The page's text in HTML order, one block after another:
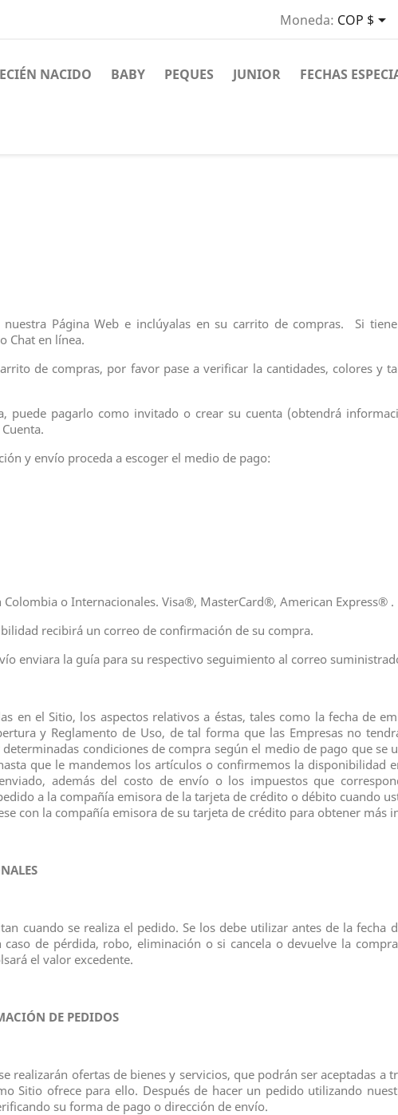
Moneda: COP $
NACIDO BABY PEQUES JUNIOR FECHAS
Página Web e inclúyalas en su carrito de compras.
Si
Chat en línea.
de compras, por favor pase a verificar la cantidades, colores y
puede pagarlo como invitado o crear su cuenta (obtendrá
y envío proceda a escoger el medio de pago:
o Internacionales. Visa®, MasterCard®, American Express® .
recibirá un correo de confirmación de su compra.
enviara la guía para su respectivo seguimiento al correo
en el Sitio, los aspectos relativos a éstas, tales como la fecha de
y Reglamento de Uso, de tal forma que las Empresas no
condiciones de compra según el medio de pago que se
que le mandemos los artículos o confirmemos la disponibilidad
además del costo de envío o los impuestos que
a la compañía emisora de la tarjeta de crédito o débito cuando
con la compañía emisora de su tarjeta de crédito para obtener más
cuando se realiza el pedido. Se los debe utilizar antes de la fecha
de pérdida, robo, eliminación o si cancela o devuelve la
el valor excedente.
DE PEDIDOS
realizarán ofertas de bienes y servicios, que podrán ser aceptadas a
Sitio ofrece para ello. Después de hacer un pedido utilizando
su forma de pago o dirección de envío.